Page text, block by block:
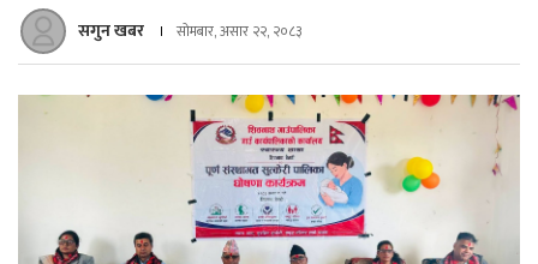
सगुन खबर सोमबार, असार २२, २०८३